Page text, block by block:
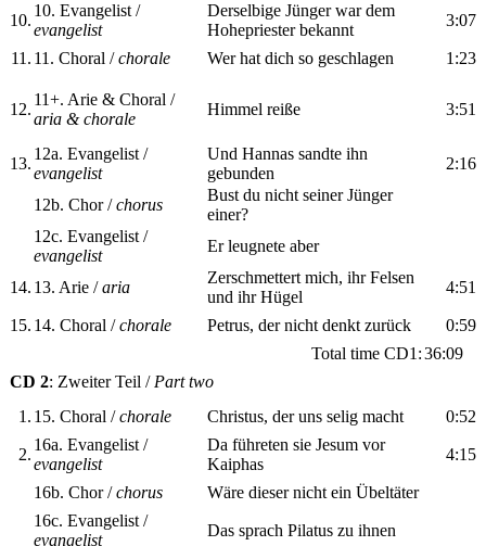
10.
10. Evangelist /
evangelist
Derselbige Jünger war dem
Hohepriester bekannt
3:07
11. 11. Choral /chorale Wer hat dich so geschlagen 1:23
12.
11+. Arie & Choral /
aria & chorale
Himmel reiße 3:51
13.
12a. Evangelist /
evangelist
Und Hannas sandte ihn
gebunden
2:16
12b. Chor /chorus
Bust du nicht seiner Jünger
einer?
12c. Evangelist /
evangelist
Er leugnete aber
14. 13. Arie /aria
Zerschmettert mich, ihr Felsen
und ihr Hügel
4:51
15. 14. Choral /chorale Petrus, der nicht denkt zurück
0:59
Total time CD1:36:09
CD 2: Zweiter Teil / Part two
1. 15. Choral /chorale Christus, der uns selig macht 0:52
2.
16a. Evangelist /
evangelist
Da führeten sie Jesum vor
Kaiphas
4:15
16b. Chor /chorus
Wäre dieser nicht ein Übeltäter
16c. Evangelist /
evangelist
Das sprach Pilatus zu ihnen